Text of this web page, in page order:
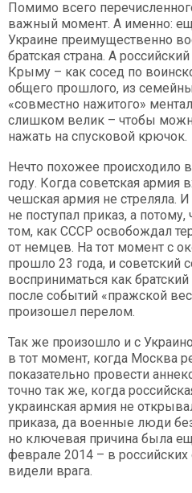
Помимо всего
важный момент. А именно:
Украине преимущественно
братская страна. А
Крыму – как сосед по
общего прошлого, из
«совместно нажитого»
слишком велик – чтобы
нажать на спусковой крючок.
Нечто похожее происходило
году. Когда советская армия
чешская армия не стреляла.
не поступал приказ, а
том, как СССР освобождал
от немцев. На тот момент с
прошло 23 года, и советский
восприниматься как
после событий «пражской
произошел перелом.
Так же произошло и с
в тот момент, когда Москва
показательно провести
точно так же, когда
украинская армия не
приказа, да военные люди
но ключевая причина была
феврале 2014 – в
видели врага.